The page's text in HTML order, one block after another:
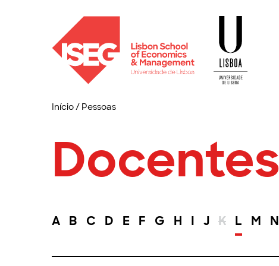
Início/ Pessoas
Docentes
A B C D E F G H I J K L M N